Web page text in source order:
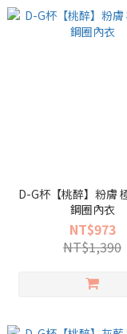
D-G杯【桃醉】粉膚
鋼圈內衣
NT$973
NT$1,390